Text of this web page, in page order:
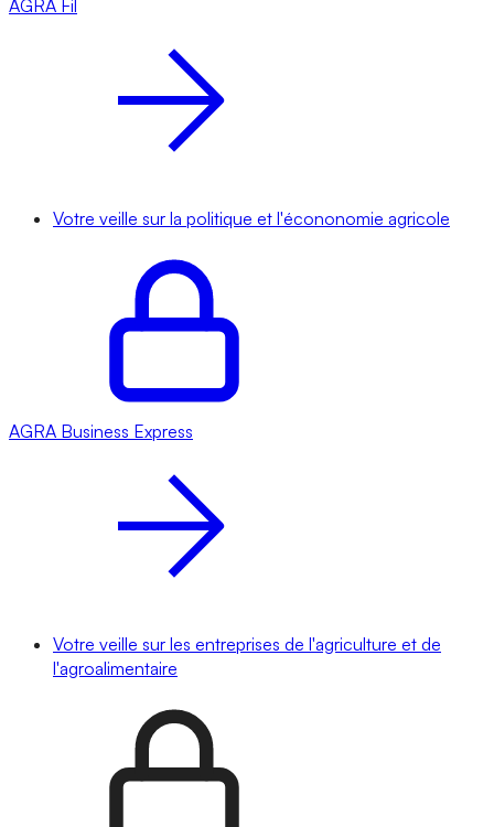
AGRA Fil
Votre veille sur la politique et l'écononomie agricole
AGRA Business Express
Votre veille sur les entreprises de l'agriculture et de
l'agroalimentaire